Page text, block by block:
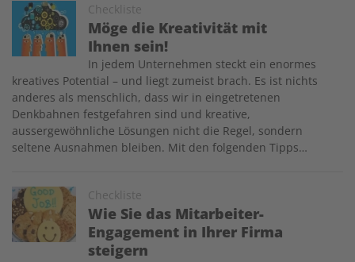
Checkliste
Möge die Kreativität mit
Ihnen sein!
Image
In jedem Unternehmen steckt ein enormes
kreatives Potential – und liegt zumeist brach. Es ist nichts
anderes als menschlich, dass wir in eingetretenen
Denkbahnen festgefahren sind und kreative,
aussergewöhnliche Lösungen nicht die Regel, sondern
seltene Ausnahmen bleiben. Mit den folgenden Tipps…
Checkliste
Wie Sie das Mitarbeiter-
Engagement in Ihrer Firma
steigern
Image